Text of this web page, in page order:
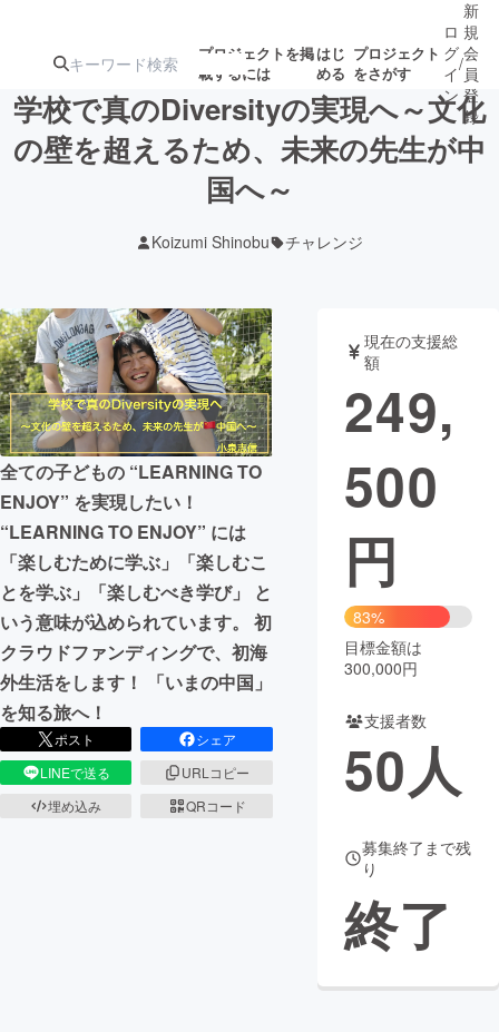
プロジェクトを掲
載するには
はじ
める
プロジェクト
をさがす
注目の新着プロ 募集終了が近いプ
テクノロジー・ガジェット
映像・映画 書籍・雑誌
ビジネス・起業 チャレンジ
まちづくり・地域活性化
CAMPFIRE for Social Good
CAMPFIRE Creation
CAMPFIREふるさと納税machi-ya コミュニティ
ロ
グ
イ
ン
/
新
規
会
員
登
録
学校で真のDiversityの実現へ～文化
の壁を超えるため、未来の先生が中
国へ～
Koizumi Shinobu チャレンジ
全ての子どもの “LEARNING TO
ENJOY” を実現したい！
“LEARNING TO ENJOY” には
「楽しむために学ぶ」「楽しむこ
とを学ぶ」「楽しむべき学び」 と
いう意味が込められています。 初
クラウドファンディングで、初海
外生活をします！ 「いまの中国」
を知る旅へ！
ポスト
シェア
LINEで送る
URLコピー
埋め込み
QRコード
現在の支援総
額
249,
500
円
83%
目標金額は
300,000円
支援者数
50人
募集終了まで残
り
終了